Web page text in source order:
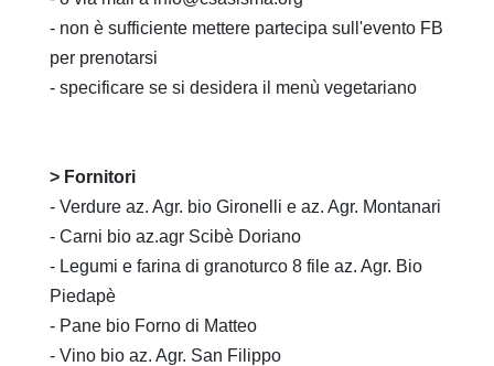
- non è sufficiente mettere partecipa sull'evento FB
per prenotarsi
- specificare se si desidera il menù vegetariano
> Fornitori
- Verdure az. Agr. bio Gironelli e az. Agr. Montanari
- Carni bio az.agr Scibè Doriano
- Legumi e farina di granoturco 8 file az. Agr. Bio
Piedapè
- Pane bio Forno di Matteo
- Vino bio az. Agr. San Filippo